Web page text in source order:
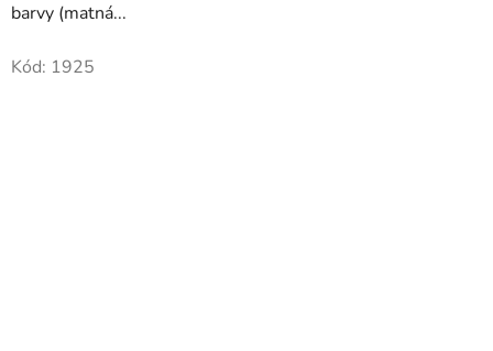
barvy (matná...
Kód: 1925